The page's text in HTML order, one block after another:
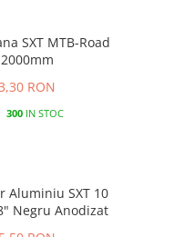
MTB-Road
2000mm
RON
300 IN STOC
Aluminiu SXT 10
Negru Anodizat